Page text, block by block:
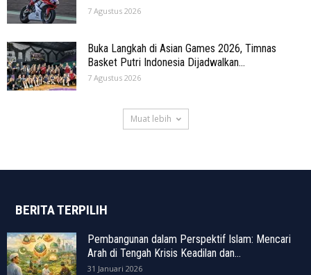
7 Agustus 2026
Buka Langkah di Asian Games 2026, Timnas
Basket Putri Indonesia Dijadwalkan...
7 Agustus 2026
Muat lebih
BERITA TERPILIH
Pembangunan dalam Perspektif Islam: Mencari
Arah di Tengah Krisis Keadilan dan...
31 Januari 2026